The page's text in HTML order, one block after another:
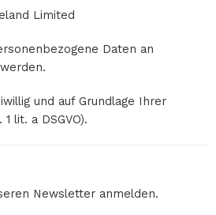
Limited
Daten an
und auf Grundlage Ihrer
lit. a DSGVO).
Newsletter anmelden.